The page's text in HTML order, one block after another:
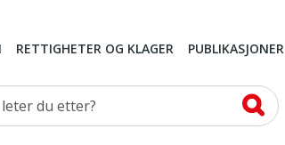
RETTIGHETER OG KLAGER PUBLIKASJONER
du etter?